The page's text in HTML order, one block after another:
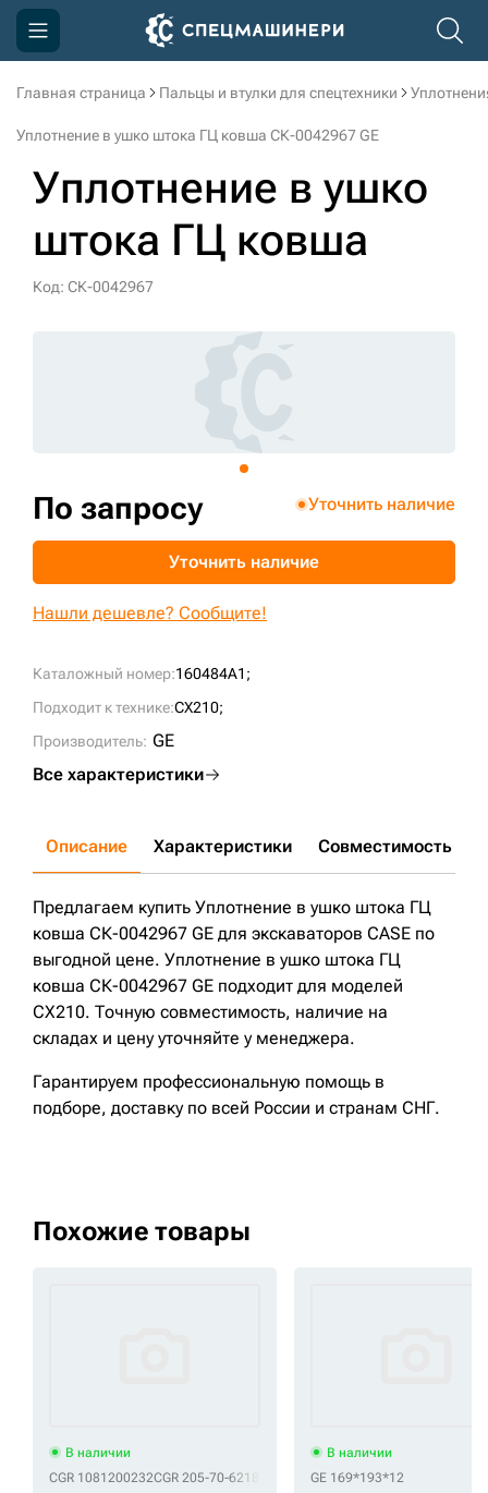
Главная страница Пальцы и втулки для спецтехники
Уплотнение в ушко штока ГЦ ковша СК-0042967 GE
Уплотнение в ушко
штока ГЦ ковша
Код: СК-0042967
Каталожный номер:160484A1;
Подходит к технике:CX210;
Производитель: GE
Все характеристики
По запросу Уточнить наличие
Уточнить наличие
Нашли дешевле? Сообщите!
Описание Характеристики Совместимость
Предлагаем купить Уплотнение в ушко штока ГЦ
ковша СК-0042967 GE для экскаваторов CASE по
выгодной цене. Уплотнение в ушко штока ГЦ
ковша СК-0042967 GE подходит для моделей
CX210. Точную совместимость, наличие на
складах и цену уточняйте у менеджера.
Гарантируем профессиональную помощь в
подборе, доставку по всей России и странам СНГ.
Похожие товары
В наличии
CGR 1081200232CGR 205-70-62180 CGR 205-70-62182CGR 207-30-
В наличии
GE 169*193*12
Компания
Доставка и оплата
Информация
Контакты
+7 (499) 394-50-93